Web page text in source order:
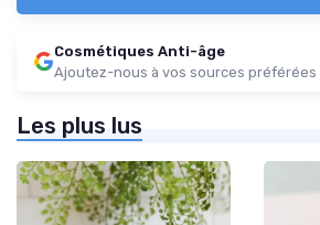
Cosmétiques Anti-âge
Ajoutez-nous à vos sources préférées
Les plus lus